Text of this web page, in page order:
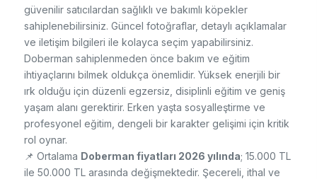
güvenilir satıcılardan sağlıklı ve bakımlı köpekler
sahiplenebilirsiniz. Güncel fotoğraflar, detaylı açıklamalar
ve iletişim bilgileri ile kolayca seçim yapabilirsiniz.
Doberman sahiplenmeden önce bakım ve eğitim
ihtiyaçlarını bilmek oldukça önemlidir. Yüksek enerjili bir
ırk olduğu için düzenli egzersiz, disiplinli eğitim ve geniş
yaşam alanı gerektirir. Erken yaşta sosyalleştirme ve
profesyonel eğitim, dengeli bir karakter gelişimi için kritik
rol oynar.
📌 Ortalama Doberman fiyatları 2026 yılında; 15.000 TL
ile 50.000 TL arasında değişmektedir. Şecereli, ithal ve